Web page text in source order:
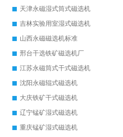
天津永磁湿式筒式磁选机
吉林实验用室湿式磁选机
山西永磁磁选机标准
邢台干选铁矿磁选机厂
江苏永磁筒式干式磁选机
沈阳永磁辊式磁选机
大庆铁矿干式磁选机
辽宁锰矿湿式磁选机
重庆锰矿湿式磁选机